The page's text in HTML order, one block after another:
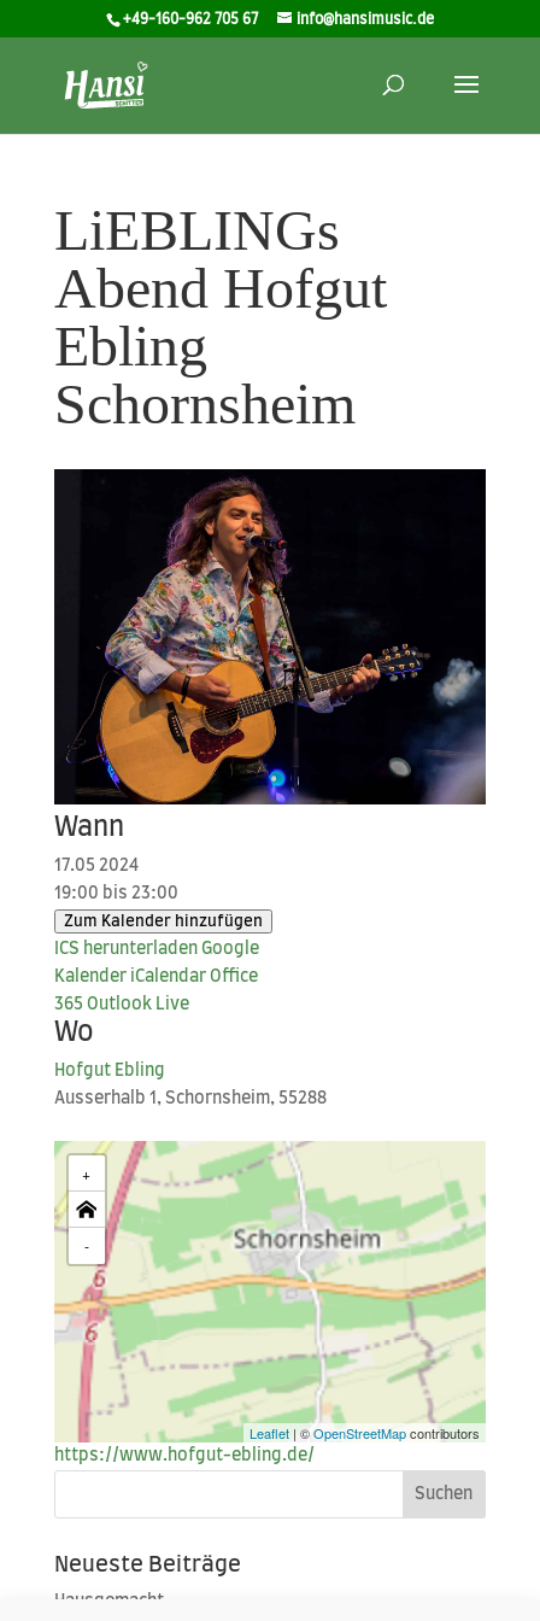
+49-160-962 705 67 info@hansimusic.de
LiEBLINGs
Abend Hofgut
Ebling
Schornsheim
Wann
17.05 2024
19:00 bis 23:00
Zum Kalender hinzufügen
ICS her­un­ter­la­den Goog­le
Kalender iCal­en­dar Office
365 Out­look Live
Wo
Hof­gut Ebling
Aus­ser­halb 1, Schorn­s­heim, 55288
+
-
Leaflet | ©OpenStreetMapcontributors
https://www.hofgut-ebling.de/
Neueste Beiträge
Hausgemacht